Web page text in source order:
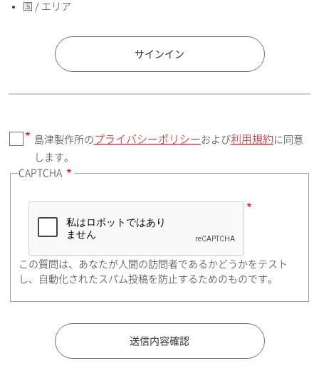
国 / エリア
郵便番号（勤務先）
住所検索
都道府県（勤務先）
国 / エリア
サインイン
島津製作所の プライバシーポリシー および利用規約 に同意
します。
CAPTCHA
この質問は、あなたが人間の訪問者であるかどうかをテスト
し、自動化されたスパム投稿を防止するためのものです。